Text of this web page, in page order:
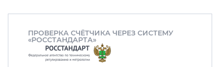
ПРОВЕРКА СЧЁТЧИКА ЧЕРЕЗ СИСТЕМУ
«РОССТАНДАРТА»